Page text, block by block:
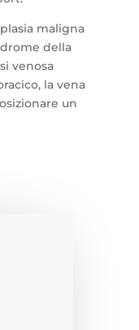
maligna
della
venosa
la vena
un